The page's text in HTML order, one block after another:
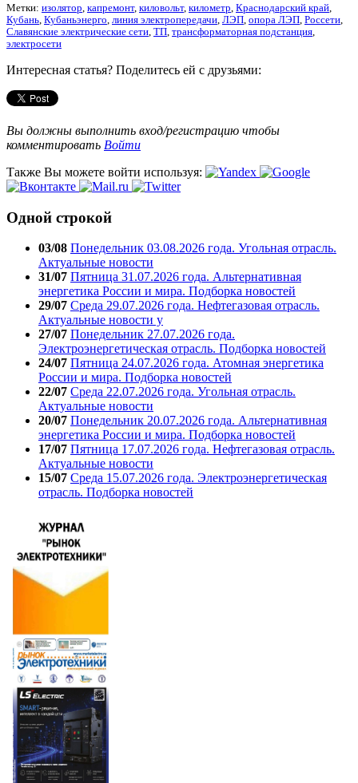
Метки: изолятор, капремонт, киловольт, километр, Краснодарский край,
Кубань, Кубаньэнерго, линия электропередачи, ЛЭП, опора ЛЭП, Россети,
Славянские электрические сети, ТП, трансформаторная подстанция,
электросети
Интересная статья? Поделитесь ей с друзьями:
Вы должны выполнить вход/регистрацию чтобы
комментировать Войти
Также Вы можете войти используя:
Одной строкой
03/08 Понедельник 03.08.2026 года. Угольная отрасль.
Актуальные новости
31/07 Пятница 31.07.2026 года. Альтернативная
энергетика России и мира. Подборка новостей
29/07 Среда 29.07.2026 года. Нефтегазовая отрасль.
Актуальные новости у
27/07 Понедельник 27.07.2026 года.
Электроэнергетическая отрасль. Подборка новостей
24/07 Пятница 24.07.2026 года. Атомная энергетика
России и мира. Подборка новостей
22/07 Среда 22.07.2026 года. Угольная отрасль.
Актуальные новости
20/07 Понедельник 20.07.2026 года. Альтернативная
энергетика России и мира. Подборка новостей
17/07 Пятница 17.07.2026 года. Нефтегазовая отрасль.
Актуальные новости
15/07 Среда 15.07.2026 года. Электроэнергетическая
отрасль. Подборка новостей